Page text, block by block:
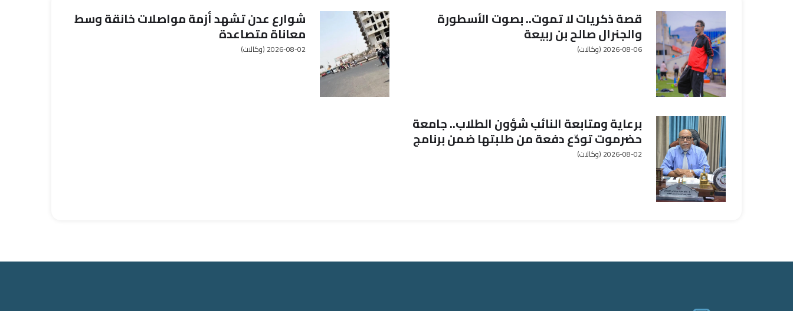
قصة ذكريات لا تموت.. بصوت الأسطورة
والجنرال صالح بن ربيعة
2026-08-06 (وكالات)
شوارع عدن تشهد أزمة مواصلات خانقة وسط
معاناة متصاعدة
2026-08-02 (وكالات)
برعاية ومتابعة النائب شؤون الطلاب.. جامعة
حضرموت تودّع دفعة من طلبتها ضمن برنامج
التبادل الطلابي العربي
2026-08-02 (وكالات)